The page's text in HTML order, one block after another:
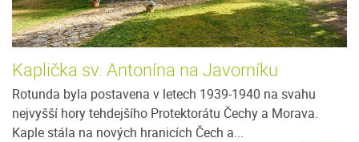
Kaplička sv. Antonína na Javorníku
Rotunda byla postavena v letech 1939-1940 na svahu
nejvyšší hory tehdejšího Protektorátu Čechy a Morava.
Kaple stála na nových hranicích Čech a...